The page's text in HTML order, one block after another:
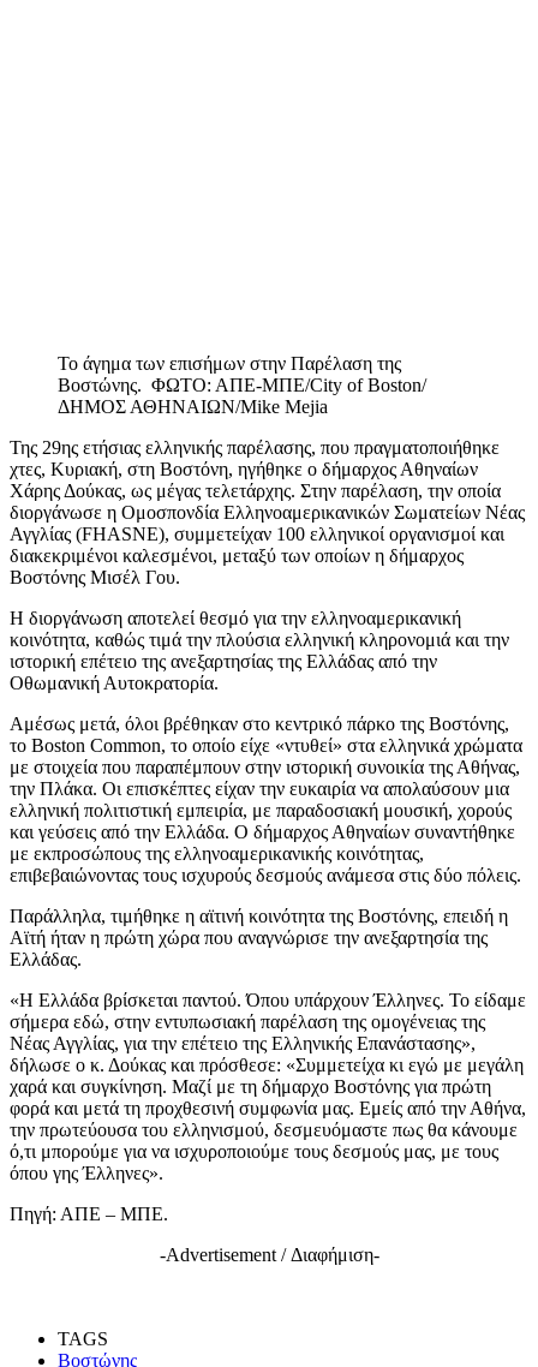
Το άγημα των επισήμων στην Παρέλαση της
Βοστώνης. ΦΩΤΟ: ΑΠΕ-ΜΠΕ/City of Boston/
ΔΗΜΟΣ ΑΘΗΝΑΙΩΝ/Mike Mejia
Της 29ης ετήσιας ελληνικής παρέλασης, που πραγματοποιήθηκε
χτες, Κυριακή, στη Βοστόνη, ηγήθηκε ο δήμαρχος Αθηναίων
Χάρης Δούκας, ως μέγας τελετάρχης. Στην παρέλαση, την οποία
διοργάνωσε η Ομοσπονδία Ελληνοαμερικανικών Σωματείων Νέας
Αγγλίας (FHASNE), συμμετείχαν 100 ελληνικοί οργανισμοί και
διακεκριμένοι καλεσμένοι, μεταξύ των οποίων η δήμαρχος
Βοστόνης Μισέλ Γου.
Η διοργάνωση αποτελεί θεσμό για την ελληνοαμερικανική
κοινότητα, καθώς τιμά την πλούσια ελληνική κληρονομιά και την
ιστορική επέτειο της ανεξαρτησίας της Ελλάδας από την
Οθωμανική Αυτοκρατορία.
Αμέσως μετά, όλοι βρέθηκαν στο κεντρικό πάρκο της Βοστόνης,
το Boston Common, το οποίο είχε «ντυθεί» στα ελληνικά χρώματα
με στοιχεία που παραπέμπουν στην ιστορική συνοικία της Αθήνας,
την Πλάκα. Οι επισκέπτες είχαν την ευκαιρία να απολαύσουν μια
ελληνική πολιτιστική εμπειρία, με παραδοσιακή μουσική, χορούς
και γεύσεις από την Ελλάδα. Ο δήμαρχος Αθηναίων συναντήθηκε
με εκπροσώπους της ελληνοαμερικανικής κοινότητας,
επιβεβαιώνοντας τους ισχυρούς δεσμούς ανάμεσα στις δύο πόλεις.
Παράλληλα, τιμήθηκε η αϊτινή κοινότητα της Βοστόνης, επειδή η
Αϊτή ήταν η πρώτη χώρα που αναγνώρισε την ανεξαρτησία της
Ελλάδας.
«Η Ελλάδα βρίσκεται παντού. Όπου υπάρχουν Έλληνες. Το είδαμε
σήμερα εδώ, στην εντυπωσιακή παρέλαση της ομογένειας της
Νέας Αγγλίας, για την επέτειο της Ελληνικής Επανάστασης»,
δήλωσε ο κ. Δούκας και πρόσθεσε: «Συμμετείχα κι εγώ με μεγάλη
χαρά και συγκίνηση. Μαζί με τη δήμαρχο Βοστόνης για πρώτη
φορά και μετά τη προχθεσινή συμφωνία μας. Εμείς από την Αθήνα,
την πρωτεύουσα του ελληνισμού, δεσμευόμαστε πως θα κάνουμε
ό,τι μπορούμε για να ισχυροποιούμε τους δεσμούς μας, με τους
όπου γης Έλληνες».
Πηγή: ΑΠΕ – ΜΠΕ.
-Advertisement / Διαφήμιση-
TAGS
Βοστώνης